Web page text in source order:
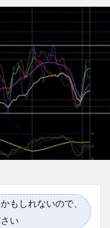
もしれないので、
い
会 脱水シート